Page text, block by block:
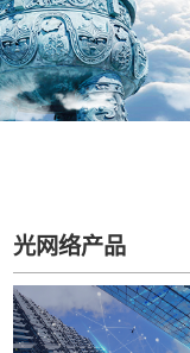
光网络产品